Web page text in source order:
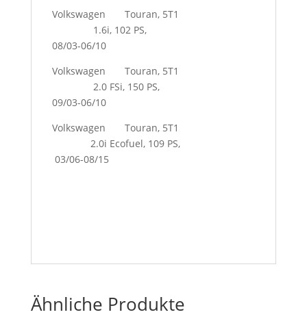
Volkswagen Touran, 5T1
1.6i, 102 PS,
08/03-06/10
Volkswagen Touran, 5T1
2.0 FSi, 150 PS,
09/03-06/10
Volkswagen Touran, 5T1
2.0i Ecofuel, 109 PS,
03/06-08/15
Ähnliche Produkte